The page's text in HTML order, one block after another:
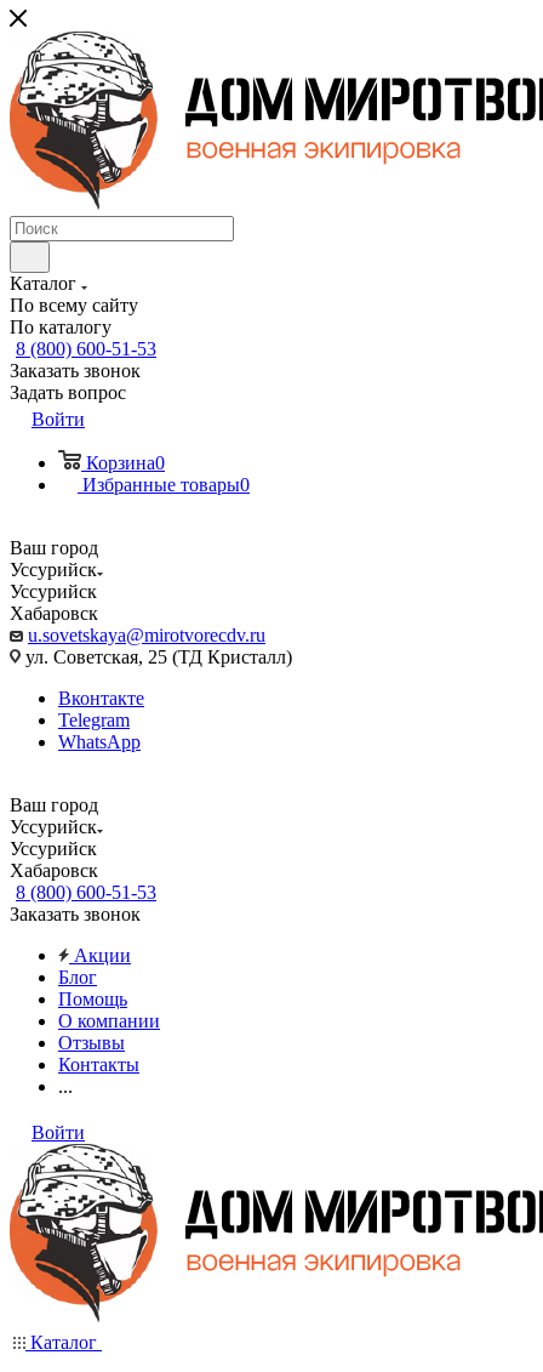
Каталог
По всему сайту
По каталогу
8 (800) 600-51-53
Заказать звонок
Задать вопрос
Войти
Корзина0
Избранные товары0
Ваш город
Уссурийск
Уссурийск
Хабаровск
u.sovetskaya@mirotvorecdv.ru
ул. Советская, 25 (ТД Кристалл)
Вконтакте
Telegram
WhatsApp
Ваш город
Уссурийск
Уссурийск
Хабаровск
8 (800) 600-51-53
Заказать звонок
Акции
Блог
Помощь
О компании
Отзывы
Контакты
...
Войти
Каталог